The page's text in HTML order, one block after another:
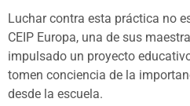
Luchar contra esta práctica no
CEIP Europa, una de sus
impulsado un proyecto
tomen conciencia de la
desde la escuela.